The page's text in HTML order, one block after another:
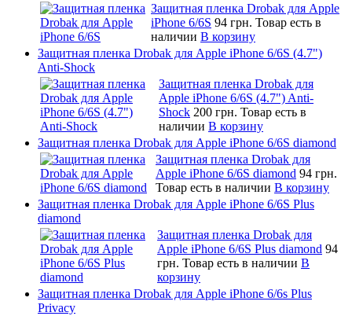
Защитная пленка Drobak для Apple
iPhone 6/6S 94 грн. Товар есть в
наличии В корзину
Защитная пленка Drobak для Apple iPhone 6/6S (4.7")
Anti-Shock
Защитная пленка Drobak для
Apple iPhone 6/6S (4.7") Anti-
Shock 200 грн. Товар есть в
наличии В корзину
Защитная пленка Drobak для Apple iPhone 6/6S diamond
Защитная пленка Drobak для
Apple iPhone 6/6S diamond 94 грн.
Товар есть в наличии В корзину
Защитная пленка Drobak для Apple iPhone 6/6S Plus
diamond
Защитная пленка Drobak для
Apple iPhone 6/6S Plus diamond 94
грн. Товар есть в наличии В
корзину
Защитная пленка Drobak для Apple iPhone 6/6s Plus
Privacy